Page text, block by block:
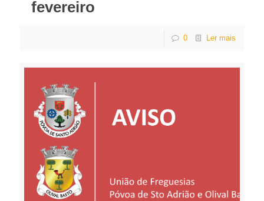
fevereiro
0 Ler mais